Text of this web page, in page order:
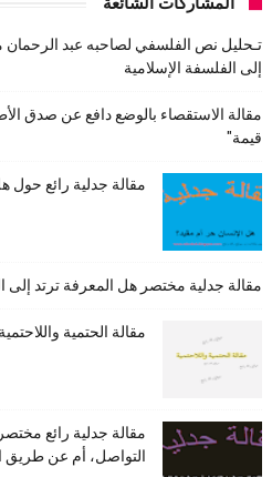
تـحليل نص الفلسفي لصاحبه عبد الرحمان
إلى الفلسفة الإسلامية
مقالة الاستقصاء بالوضع دافع عن صدق
قيمة"
مقالة جدلية رائع حول
مقالة جدلية مختصر هل المعرفة ترتد إلى
مقالة الحتمية
مقالة جدلية رائع
التواصل، أم عن طريق